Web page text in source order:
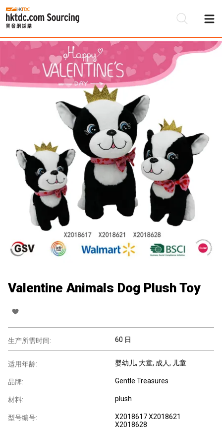
Valentine Animals Dog Plush Toy
生产所需时间: 60 日
适用年龄: 婴幼儿, 大童, 成人, 儿童
品牌: Gentle Treasures
材料: plush
型号编号:
X2018617 X2018621
X2018628